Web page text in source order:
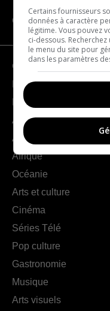
CATÉGORIES
Géographie
France
Europe
Amériques
Asie
Afrique
Océanie
Arts et culture
Cinéma
Séries Télé
Pop culture
Gastronomie
Musique
Arts visuels
Certains fournisseurs
données à caractère
légitime. Vous pouvez
ci-dessous.
le menu du site pour
dans les paramètres